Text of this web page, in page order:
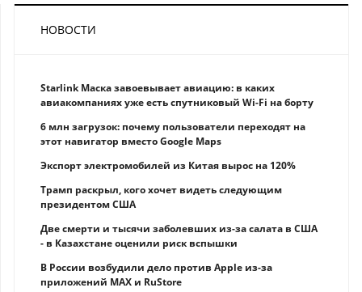
НОВОСТИ
Starlink Маска завоевывает авиацию: в каких
авиакомпаниях уже есть спутниковый Wi-Fi на борту
6 млн загрузок: почему пользователи переходят на
этот навигатор вместо Google Maps
Экспорт электромобилей из Китая вырос на 120%
Трамп раскрыл, кого хочет видеть следующим
президентом США
Две смерти и тысячи заболевших из-за салата в США
- в Казахстане оценили риск вспышки
В России возбудили дело против Apple из-за
приложений MAX и RuStore